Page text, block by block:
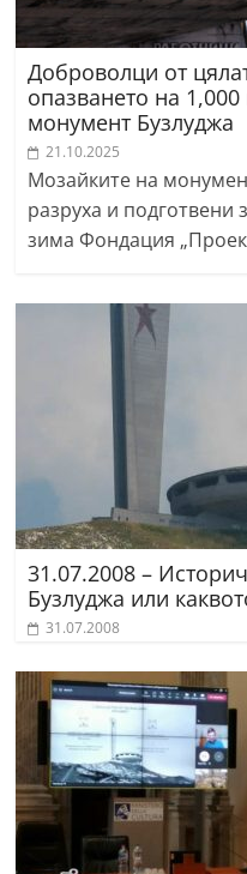
Доброволци от
опазването на
монумент Бузлуджа
21.10.2025
Мозайките на
разруха и подготвени
зима Фондация
31.07.2008 –
Бузлуджа или
31.07.2008